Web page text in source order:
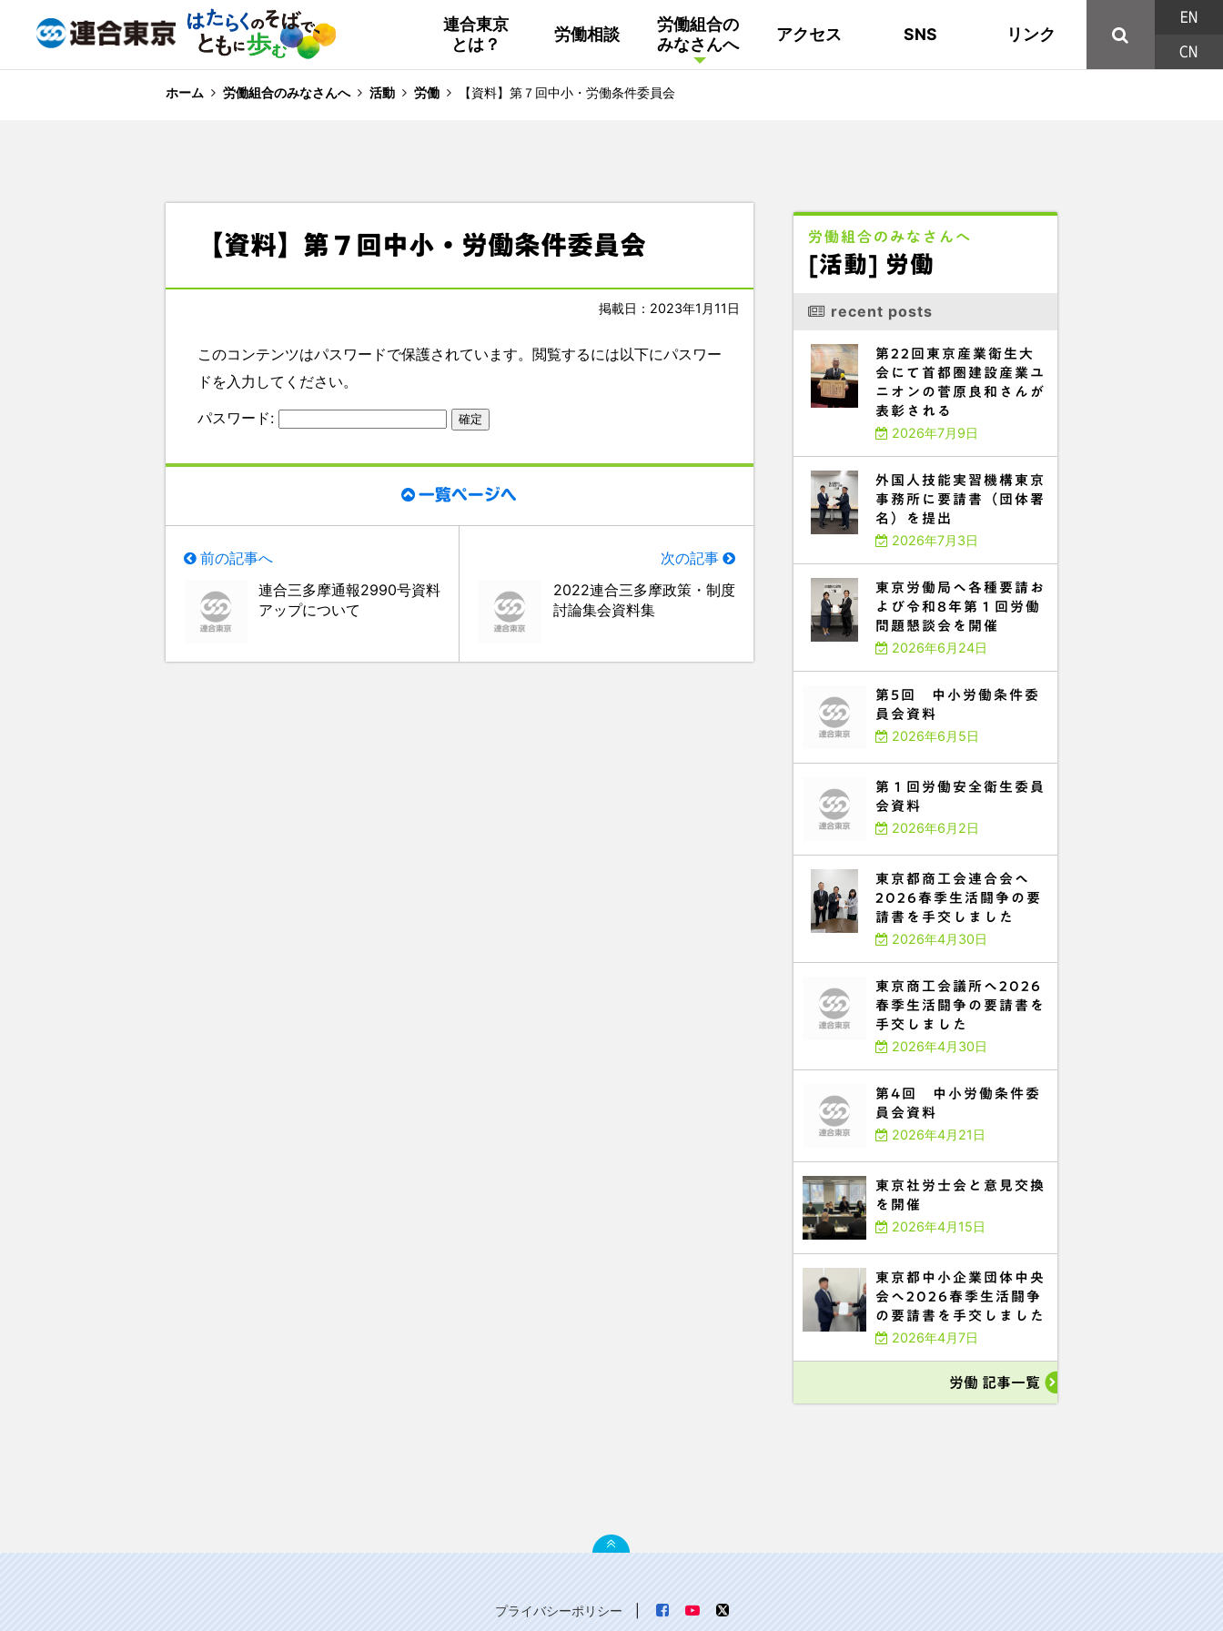
連合東京
とは？
組織概要 44の構成組織 主な取り組み
労働相談
労働組合の
みなさんへ
活動 地域活動 資料
東京NET ログイン
アクセス
連合東京 東部ブロック地協 西北ブロック
SNS
Facebook YouTube X/Twitter
リンク
EN
CN
ホーム 労働組合のみなさんへ 活動 労働 【資料】第７回中小・労働条件委員会
【資料】第７回中小・労働条件委員会
掲載日：2023年1月11日
このコンテンツはパスワードで保護されています。閲覧するには以下にパスワー
ドを入力してください。
パスワード:
一覧ページへ
前の記事へ
連合三多摩通報2990号資料
アップについて
次の記事
2022連合三多摩政策・制度
討論集会資料集
労働組合のみなさんへ
[活動] 労働
recent posts
第22回東京産業衛生大
会にて首都圏建設産業ユ
ニオンの菅原良和さんが
表彰される
2026年7月9日
外国人技能実習機構東京
事務所に要請書（団体署
名）を提出
2026年7月3日
東京労働局へ各種要請お
よび令和8年第１回労働
問題懇談会を開催
2026年6月24日
第5回 中小労働条件委
員会資料
2026年6月5日
第１回労働安全衛生委員
会資料
2026年6月2日
東京都商工会連合会へ
2026春季生活闘争の要
請書を手交しました
2026年4月30日
東京商工会議所へ2026
春季生活闘争の要請書を
手交しました
2026年4月30日
第4回 中小労働条件委
員会資料
2026年4月21日
東京社労士会と意見交換
を開催
2026年4月15日
東京都中小企業団体中央
会へ2026春季生活闘争
の要請書を手交しました
2026年4月7日
労働 記事一覧
プライバシーポリシー